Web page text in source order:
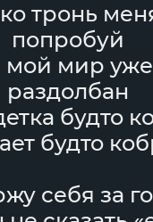
тронь
попробуй
мой мир уже
раздолбан
будто
будто
себя за